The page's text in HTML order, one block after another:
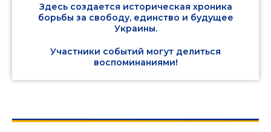
Здесь создается историческая хроника
борьбы за свободу, единство и будущее
Украины.
Участники событий могут делиться
воспоминаниями!